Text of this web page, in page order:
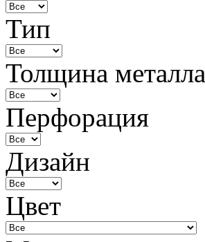
Тип
Толщина металла
Перфорация
Дизайн
Цвет